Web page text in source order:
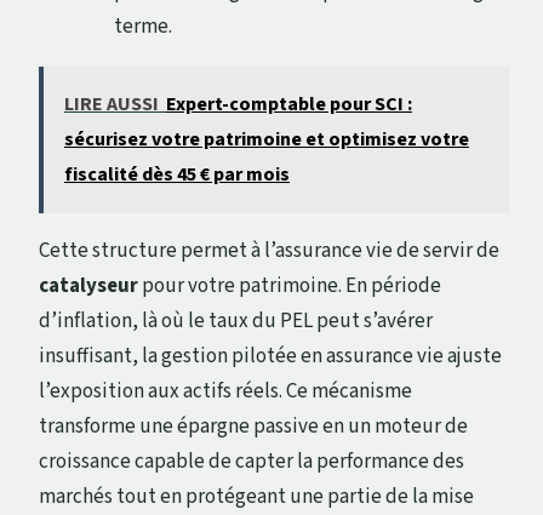
terme.
LIRE AUSSI Expert-comptable pour SCI :
sécurisez votre patrimoine et optimisez votre
fiscalité dès 45 € par mois
Cette structure permet à l’assurance vie de servir de
catalyseurpour votre patrimoine. En période
d’inflation, là où le taux du PEL peut s’avérer
insuffisant, la gestion pilotée en assurance vie ajuste
l’exposition aux actifs réels. Ce mécanisme
transforme une épargne passive en un moteur de
croissance capable de capter la performance des
marchés tout en protégeant une partie de la mise